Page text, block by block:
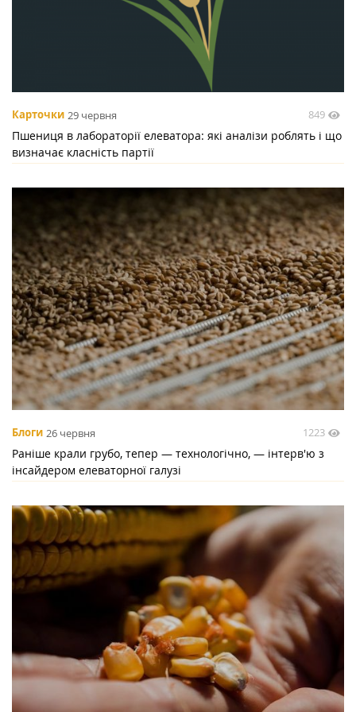
Карточки 29 червня 849
Пшениця в лабораторії елеватора: які аналізи роблять і що
визначає класність партії
Блоги 26 червня 1223
Раніше крали грубо, тепер — технологічно, — інтерв'ю з
інсайдером елеваторної галузі